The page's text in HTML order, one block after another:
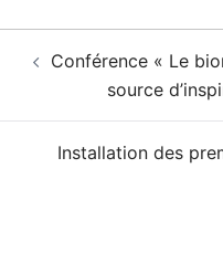
d’articleConférence « Le
source
Installation des